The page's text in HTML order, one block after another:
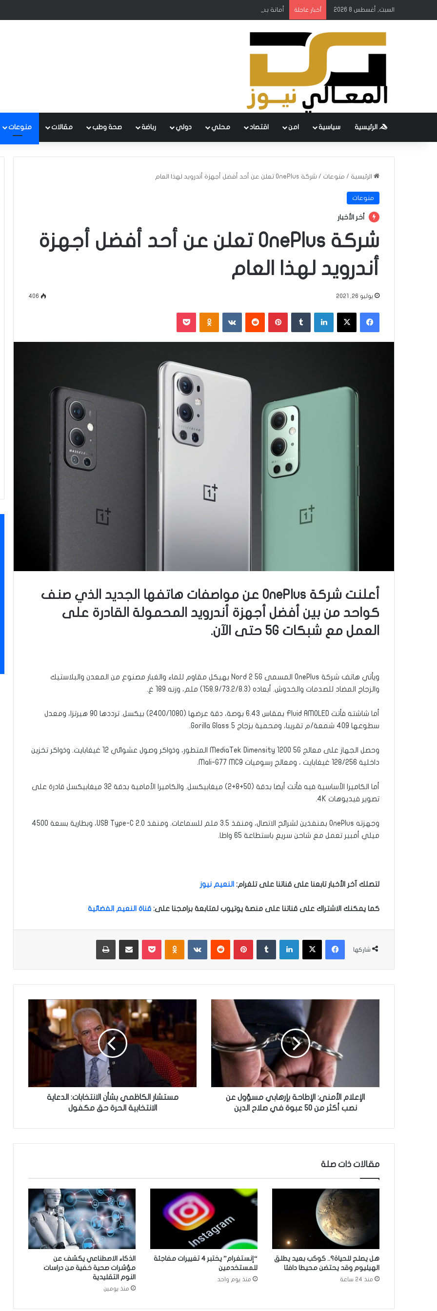
السبت, أغسطس 8 2026 أخبار عاجلة أمانة بغداد: إطلاق مشروع متكامل لتطوير إدارة النفايات بالتعاون مع البنك الدولي
الرئيسية سياسية امن اقتصاد محلي دولي رباضة صحة وطب مقالات منوعات
الرئيسية / منوعات / شركة OnePlus تعلن عن أحد أفضل أجهزة أندرويد لهذا العام
منوعات
أخر الأخبار
شركة OnePlus تعلن عن أحد أفضل أجهزة
أندرويد لهذا العام
يوليو 26, 2021 406
فيسبوك ‫X لينكدإن بينتيريست ‏VKontakte
أعلنت شركة OnePlus عن مواصفات هاتفها الجديد الذي صنف
كواحد من بين أفضل أجهزة أندرويد المحمولة القادرة على
العمل مع شبكات 5G حتى الآن.
ويأتي هاتف شركة OnePlus المسمى Nord 2 5G بهيكل مقاوم للماء والغبار مصنوع من المعدن والبلاستيك
والزجاج المضاد للصدمات والخدوش. أبعاده (158.9/73.2/8.3) ملم، وزنه 189 غ.
أما شاشته فأتت Fluid AMOLED بمقاس 6.43 بوصة، دقة عرضها (2400/1080) بيكسل. ترددها 90 هيرتزا، ومعدل
سطوعها 409 شمعة/م تقريبا، ومحمية بزجاج Gorilla Glass 5.
وحصل الجهاز على معالج MediaTek Dimensity 1200 5G المتطور، وذواكر وصول عشوائي 12 غيغابايت. وذواكر تخزين
داخلية 128/256 غيغابايت ، ومعالج رسوميات Mali-G77 MC9.
أما الكاميرا الأساسية فيه فأتت أيضا بدقة (50+8+2) ميغابيكسل. والكاميرا الأمامية بدقة 32 ميغابيكسل قادرة على
تصوير فيديوهات 4K.
وجهزته OnePlus بمنفذين لشرائح الاتصال، ومنفذ 3.5 ملم للسماعات. ومنفذ USB Type-C 2.0، وبطارية بسعة 4500
ميلي أمبير تعمل مع شاحن سريع باستطاعة 65 واطا.
لتصلك آخر الأخبار تابعنا على قناتنا على تلغرام: النعيم نيوز
كما يمكنك الاشتراك على قناتنا على منصة يوتيوب لمتابعة برامجنا على: قناة النعيم الفضائية
شاركها
فيسبوك ‫X لينكدإن بينتيريست ‏VKontakte
ل
ي
إ
ط
ا
ه
ا
ب
ي
الإعلام الأمني: الإطاحة بإرهابي مسؤول عن
نصب أكثر من 50 عبوة في صلاح الدين
س
ت
ا
ر
ك
ي
ا
ل
ا
ن
ت
خ
ا
ب
ا
مستشار الكاظمي بشأن الانتخابات: الدعاية
الانتخابية الحرة حق مكفول
مقالات ذات صلة
هل يصلح للحياة؟.. كوكب بعيد يطلق
الهيليوم وقد يحتضن محيطا دافئا
منذ 24 ساعة
“إنستغرام” يختبر 4 تغييرات مفاجئة
للمستخدمين
منذ يوم واحد
الذكاء الاصطناعي يكشف عن
مؤشرات صحية خفية من دراسات
النوم التقليدية
منذ يومين